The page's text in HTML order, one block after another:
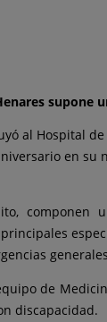
al Hospital
en
de
discapacidad.